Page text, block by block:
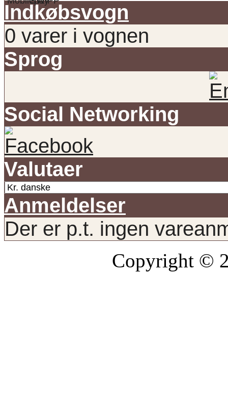
Indkøbsvogn
0 varer i vognen
Sprog
Social Networking
Valutaer
Anmeldelser
Der er p.t. ingen
Copyright ©